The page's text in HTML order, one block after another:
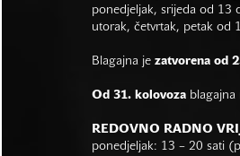
ponedjeljak, srijeda od 13
utorak, četvrtak, petak od
Blagajna je zatvorena od
Od 31. kolovoza
REDOVNO RADNO
ponedjeljak: 13 – 20 sati